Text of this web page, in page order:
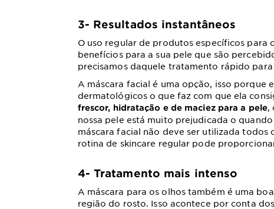
3- Resultados instantâneos
O uso regular de produtos específicos
benefícios para a sua pele que são
precisamos daquele tratamento rápido
A máscara facial é uma opção, isso porque
dermatológicos o que faz com que ela
frescor, hidratação e de maciez para a pele,
nossa pele está muito prejudicada o
máscara facial não deve ser utilizada todos
rotina de skincare regular pode
4- Tratamento mais intenso
A máscara para os olhos também é uma
região do rosto. Isso acontece por conta